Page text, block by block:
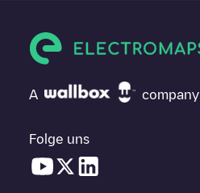
A company
Folge uns